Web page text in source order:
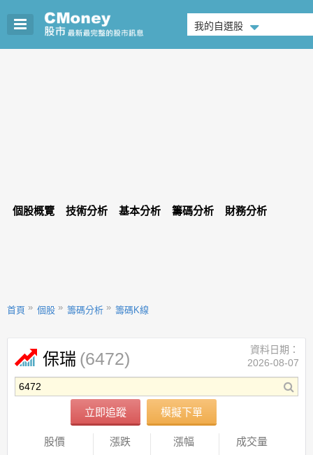
我的自選股
個股概覽 技術分析 基本分析 籌碼分析 財務分析
首頁 個股 籌碼分析 籌碼K線
保瑞 (6472)
立即追蹤 模擬下單
資料日期：
2026-08-07
股價
漲跌
漲幅
成交量